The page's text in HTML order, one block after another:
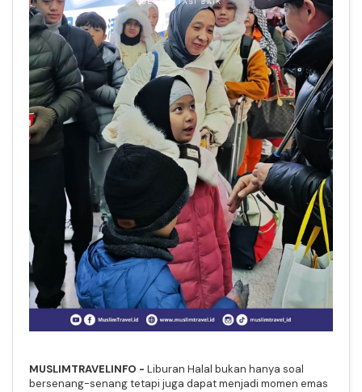
MUSLIMTRAVELINFO - Liburan Halal bukan hanya soal
bersenang-senang tetapi juga dapat menjadi momen emas